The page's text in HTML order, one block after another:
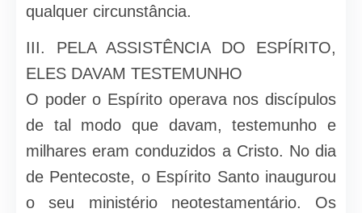
qualquer circunstância.
III. PELA ASSISTÊNCIA DO ESPÍRITO,
ELES DAVAM TESTEMUNHO
O poder o Espírito operava nos discípulos
de tal modo que davam, testemunho e
milhares eram conduzidos a Cristo. No dia
de Pentecoste, o Espírito Santo inaugurou
o seu ministério neotestamentário. Os